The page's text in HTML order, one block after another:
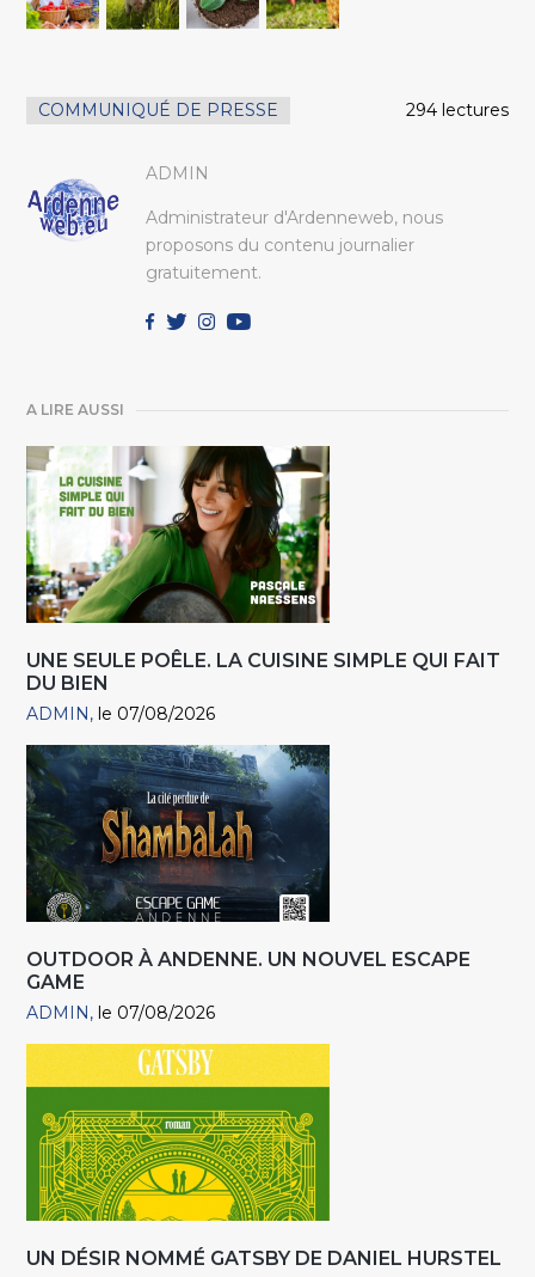
COMMUNIQUÉ DE PRESSE 294 lectures
ADMIN
Administrateur d'Ardenneweb, nous
proposons du contenu journalier
gratuitement.
A LIRE AUSSI
UNE SEULE POÊLE. LA CUISINE SIMPLE QUI FAIT
DU BIEN
ADMIN le 07/08/2026
OUTDOOR À ANDENNE. UN NOUVEL ESCAPE
GAME
ADMIN le 07/08/2026
UN DÉSIR NOMMÉ GATSBY DE DANIEL HURSTEL